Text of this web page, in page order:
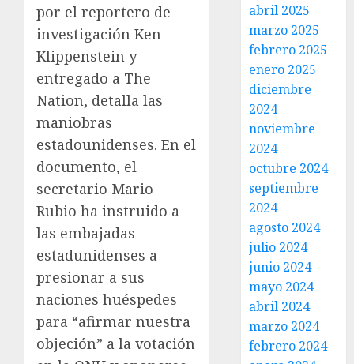
por el reportero de
investigación Ken
Klippenstein y
entregado a The
Nation, detalla las
maniobras
estadounidenses. En el
documento, el
secretario Mario
Rubio ha instruido a
las embajadas
estadunidenses a
presionar a sus
naciones huéspedes
para “afirmar nuestra
objeción” a la votación
abril 2025
marzo 2025
febrero 2025
enero 2025
diciembre
2024
noviembre
2024
octubre 2024
septiembre
2024
agosto 2024
julio 2024
junio 2024
mayo 2024
abril 2024
marzo 2024
febrero 2024